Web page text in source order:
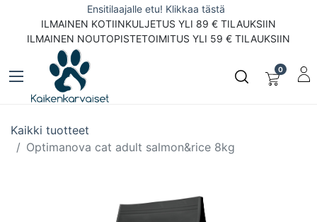
Ensitilaajalle etu! Klikkaa tästä
ILMAINEN KOTIINKULJETUS YLI 89 € TILAUKSIIN
ILMAINEN NOUTOPISTETOIMITUS YLI 59 € TILAUKSIIN
0
Kaikki tuotteet
Optimanova cat adult salmon&rice 8kg